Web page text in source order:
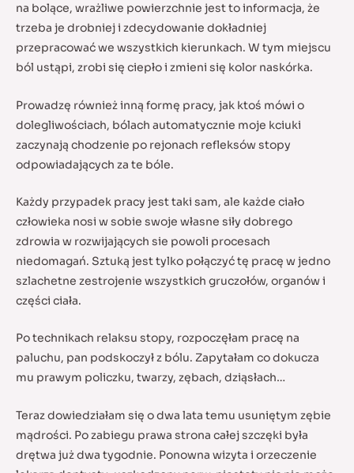
na bolące, wrażliwe powierzchnie jest to informacja, że
trzeba je drobniej i zdecydowanie dokładniej
przepracować we wszystkich kierunkach. W tym miejscu
ból ustąpi, zrobi się ciepło i zmieni się kolor naskórka.
Prowadzę również inną formę pracy, jak ktoś mówi o
dolegliwościach, bólach automatycznie moje kciuki
zaczynają chodzenie po rejonach refleksów stopy
odpowiadających za te bóle.
Każdy przypadek pracy jest taki sam, ale każde ciało
człowieka nosi w sobie swoje własne siły dobrego
zdrowia w rozwijających sie powoli procesach
niedomagań. Sztuką jest tylko połączyć tę pracę w jedno
szlachetne zestrojenie wszystkich gruczołów, organów i
części ciała.
Po technikach relaksu stopy, rozpoczęłam pracę na
paluchu, pan podskoczył z bólu. Zapytałam co dokucza
mu prawym policzku, twarzy, zębach, dziąsłach…
Teraz dowiedziałam się o dwa lata temu usuniętym zębie
mądrości. Po zabiegu prawa strona całej szczęki była
drętwa już dwa tygodnie. Ponowna wizyta i orzeczenie